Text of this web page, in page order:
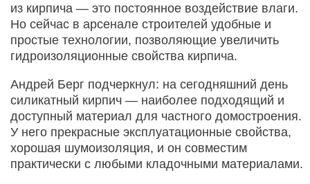
из кирпича — это постоянное воздействие влаги.
Но сейчас в арсенале строителей удобные и
простые технологии, позволяющие увеличить
гидроизоляционные свойства кирпича.
Андрей Берг подчеркнул: на сегодняшний день
силикатный кирпич — наиболее подходящий и
доступный материал для частного домостроения.
У него прекрасные эксплуатационные свойства,
хорошая шумоизоляция, и он совместим
практически с любыми кладочными материалами.